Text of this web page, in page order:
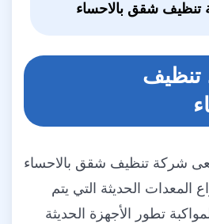
شقق بالاحساء
تنظيف
شركة تنظيف شقق بالاحساء
المعدات الحديثة التي يتم
تطور الأجهزة الحديثة